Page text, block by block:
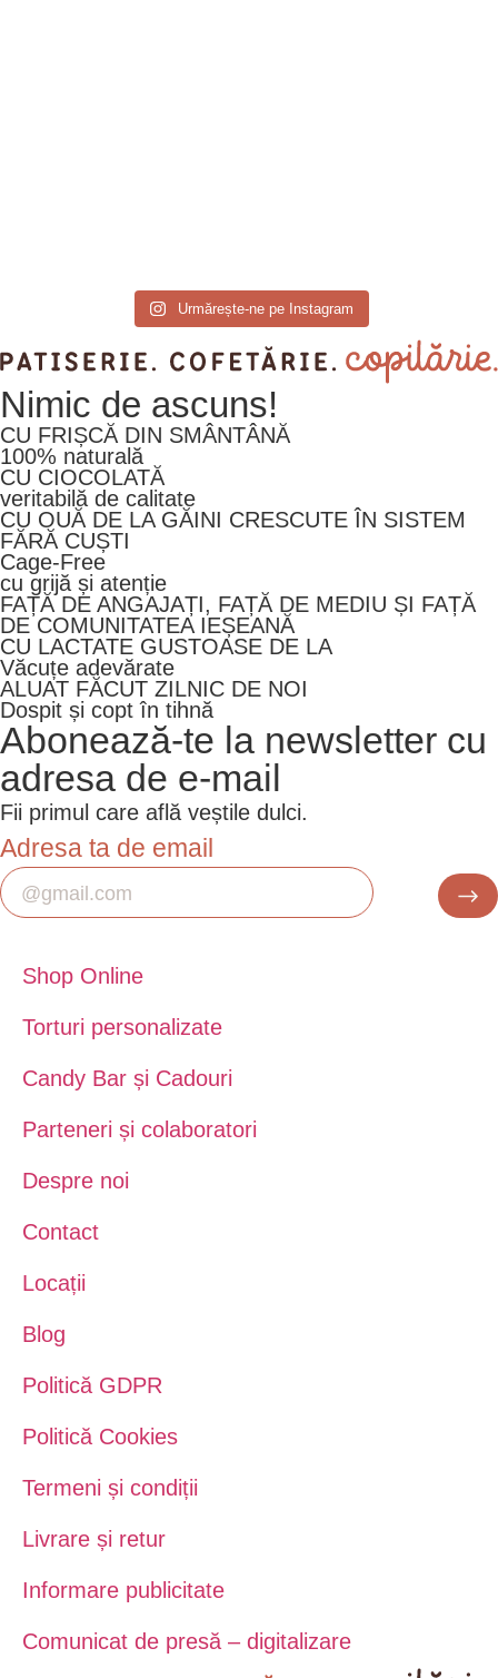
Urmărește-ne pe Instagram
Nimic de ascuns!
CU FRIȘCĂ DIN SMÂNTÂNĂ
100% naturală
CU CIOCOLATĂ
veritabilă de calitate
CU OUĂ DE LA GĂINI CRESCUTE ÎN SISTEM
FĂRĂ CUȘTI
Cage-Free
cu grijă și atenție
FAȚĂ DE ANGAJAȚI, FAȚĂ DE MEDIU ȘI FAȚĂ
DE COMUNITATEA IEȘEANĂ
CU LACTATE GUSTOASE DE LA
Văcuțe adevărate
ALUAT FĂCUT ZILNIC DE NOI
Dospit și copt în tihnă
Abonează-te la newsletter cu
adresa de e-mail
Fii primul care află veștile dulci.
Adresa ta de email
Shop Online
Torturi personalizate
Candy Bar și Cadouri
Parteneri și colaboratori
Despre noi
Contact
Locații
Blog
Politică GDPR
Politică Cookies
Termeni și condiții
Livrare și retur
Informare publicitate
Comunicat de presă – digitalizare